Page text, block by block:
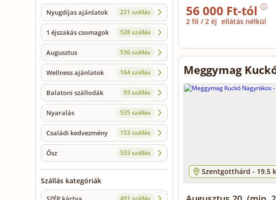
Nyugdíjas ajánlatok 221 szállás
1 éjszakás csomagok 528 szállás
Augusztus 536 szállás
Wellness ajánlatok 164 szállás
Balatoni szállodák 93 szállás
Nyaralás 535 szállás
Családi kedvezmény 153 szállás
Ősz 533 szállás
Szállás kategóriák
56 000 Ft-tól
2 fő / 2 éj ellátás nélkül
Meggymag
Szentgotthárd - 19.5